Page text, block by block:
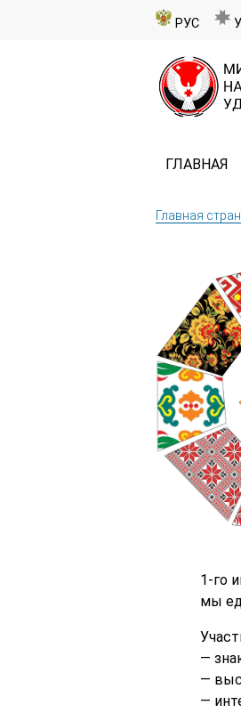
РУС
ГЛАВНАЯ
Главная
1-го
мы
—
—
—